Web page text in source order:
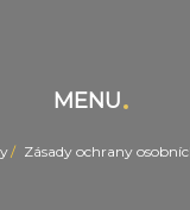
MENU
Zásady ochrany